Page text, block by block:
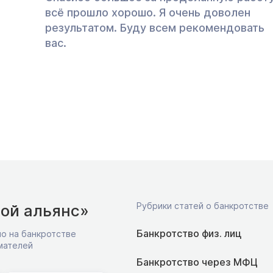
всё прошло хорошо. Я очень доволен
результатом. Буду всем рекомендовать
вас.
альянс»
на банкротстве
Рубрики статей о банкротстве
Банкротство физ. лиц
Банкротство через МФЦ